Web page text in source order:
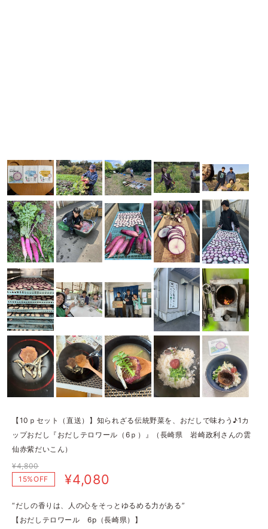
【10ｐセット（直送）】知られざる伝統野菜を、おだしで味わう♪1カ
ップおだし『おだしテロワール（6ｐ）』（長崎県 岩崎政利さんの雲
仙赤紫だいこん）
¥4,800
15%OFF
¥4,080
“だしの香りは、人の心をそっとゆるめる力がある”
【おだしテロワール 6p（長崎県）】